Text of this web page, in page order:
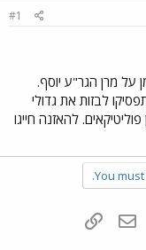
#1
על מרן הגר"ע יוסף.
לבזות את גדולי
להאזנה חייגו
You
WhatsAppדואר אלקטרוני